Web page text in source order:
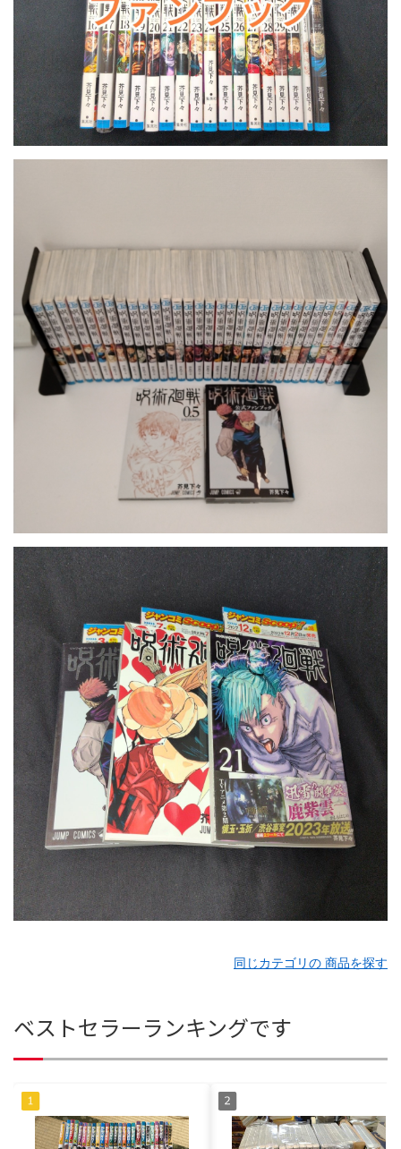
同じカテゴリの 商品を探す
ベストセラーランキングです